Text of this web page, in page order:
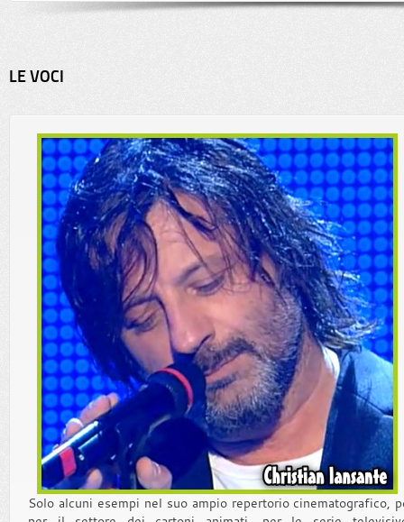
LE VOCI
Solo alcuni esempi nel suo ampio repertorio cinematografico,